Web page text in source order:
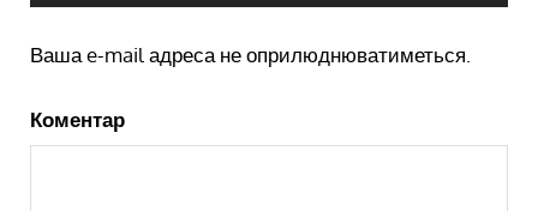
Ваша e-mail адреса не оприлюднюватиметься.
Коментар